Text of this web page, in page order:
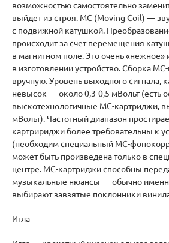
возможностью самостоятельно
выйдет из строя. МС (Moving Coil) —
с подвижной катушкой.
происходит за счет перемещения
в магнитном поле. Это очень «нежное»
в изготовлении устройство. Сборка
вручную. Уровень выходного сигнала,
невысок — около 0,3-0,5 мВольт (есть
выскотехнологичные MC-картриджи,
мВольт). Частотный диапазон
картририджи более требовательны к
(необходим специальный MC-
может быть произведена только в
центре. МС-картриджи способны
музыкальные нюансы — обычно
выбирают завзятые поклонники
Игла